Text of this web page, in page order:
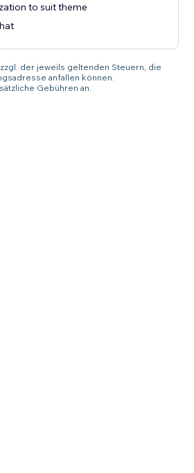
to suit theme
der jeweils geltenden Steuern, die
anfallen können.
Gebühren an.